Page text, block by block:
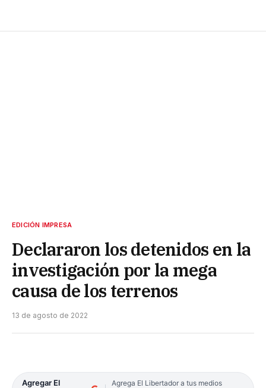
EDICIÓN IMPRESA
Declararon los detenidos en la
investigación por la mega
causa de los terrenos
13 de agosto de 2022
Agregar El
Agrega El Libertador a tus medios